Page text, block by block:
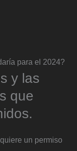
para el 2024?
y las
que
un permiso